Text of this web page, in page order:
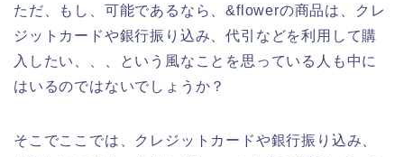
ただ、もし、可能であるなら、&flowerの商品は、クレ
ジットカードや銀行振り込み、代引などを利用して購
入したい、、、という風なことを思っている人も中に
はいるのではないでしょうか？
そこでここでは、クレジットカードや銀行振り込み、